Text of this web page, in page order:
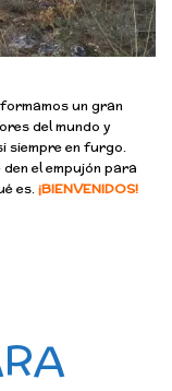
un gran
del mundo y
siempre en furgo.
el empujón para
es.¡BIENVENIDOS!